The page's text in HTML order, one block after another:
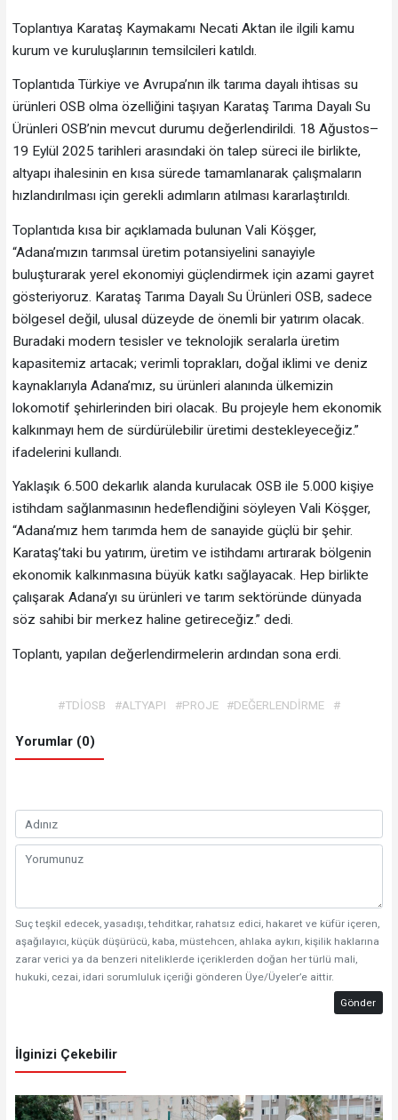
Toplantıya Karataş Kaymakamı Necati Aktan ile ilgili kamu
kurum ve kuruluşlarının temsilcileri katıldı.
Toplantıda Türkiye ve Avrupa’nın ilk tarıma dayalı ihtisas su
ürünleri OSB olma özelliğini taşıyan Karataş Tarıma Dayalı Su
Ürünleri OSB’nin mevcut durumu değerlendirildi. 18 Ağustos–
19 Eylül 2025 tarihleri arasındaki ön talep süreci ile birlikte,
altyapı ihalesinin en kısa sürede tamamlanarak çalışmaların
hızlandırılması için gerekli adımların atılması kararlaştırıldı.
Toplantıda kısa bir açıklamada bulunan Vali Köşger,
“Adana’mızın tarımsal üretim potansiyelini sanayiyle
buluşturarak yerel ekonomiyi güçlendirmek için azami gayret
gösteriyoruz. Karataş Tarıma Dayalı Su Ürünleri OSB, sadece
bölgesel değil, ulusal düzeyde de önemli bir yatırım olacak.
Buradaki modern tesisler ve teknolojik seralarla üretim
kapasitemiz artacak; verimli toprakları, doğal iklimi ve deniz
kaynaklarıyla Adana’mız, su ürünleri alanında ülkemizin
lokomotif şehirlerinden biri olacak. Bu projeyle hem ekonomik
kalkınmayı hem de sürdürülebilir üretimi destekleyeceğiz.”
ifadelerini kullandı.
Yaklaşık 6.500 dekarlık alanda kurulacak OSB ile 5.000 kişiye
istihdam sağlanmasının hedeflendiğini söyleyen Vali Köşger,
“Adana’mız hem tarımda hem de sanayide güçlü bir şehir.
Karataş’taki bu yatırım, üretim ve istihdamı artırarak bölgenin
ekonomik kalkınmasına büyük katkı sağlayacak. Hep birlikte
çalışarak Adana’yı su ürünleri ve tarım sektöründe dünyada
söz sahibi bir merkez haline getireceğiz.” dedi.
Toplantı, yapılan değerlendirmelerin ardından sona erdi.
#TDİOSB #ALTYAPI #PROJE #DEĞERLENDİRME #
Yorumlar (0)
Suç teşkil edecek, yasadışı, tehditkar, rahatsız edici, hakaret ve küfür içeren,
aşağılayıcı, küçük düşürücü, kaba, müstehcen, ahlaka aykırı, kişilik haklarına
zarar verici ya da benzeri niteliklerde içeriklerden doğan her türlü mali,
hukuki, cezai, idari sorumluluk içeriği gönderen Üye/Üyeler’e aittir.
Gönder
İlginizi Çekebilir